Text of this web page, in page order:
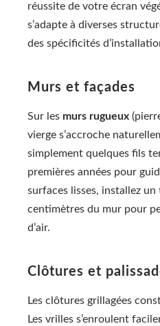
réussite de votre écran
s’adapte à diverses
des spécificités
Murs et façades
Sur les murs rugueux
vierge s’accroche
simplement quelques fils
premières années pour
surfaces lisses, installez
centimètres du mur pour
d’air.
Clôtures et
Les clôtures grillagées
Les vrilles s’enroulent